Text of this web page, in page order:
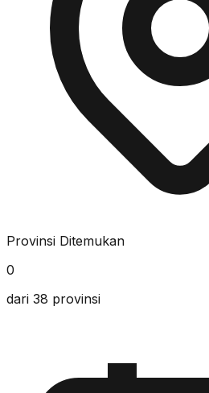
Provinsi Ditemukan
0
dari 38 provinsi